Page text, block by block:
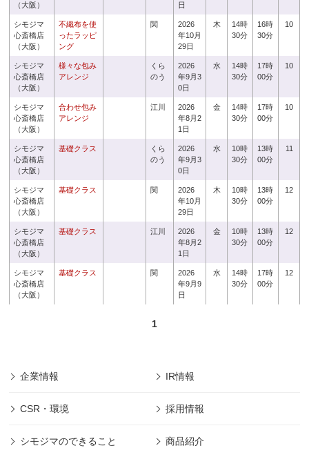
（大阪）
日
シモジマ
心斎橋店
（大阪）
不織布を使
ったラッピ
ング
関
2026
年10月
29日
木
14時
30分
16時
30分
10
シモジマ
心斎橋店
（大阪）
様々な包み
アレンジ
くら
のう
2026
年9月3
0日
水
14時
30分
17時
00分
10
シモジマ
心斎橋店
（大阪）
合わせ包み
アレンジ
江川
2026
年8月2
1日
金
14時
30分
17時
00分
10
シモジマ
心斎橋店
（大阪）
基礎クラス
くら
のう
2026
年9月3
0日
水
10時
30分
13時
00分
11
シモジマ
心斎橋店
（大阪）
基礎クラス 関
2026
年10月
29日
木
10時
30分
13時
00分
12
シモジマ
心斎橋店
（大阪）
基礎クラス 江川
2026
年8月2
1日
金
10時
30分
13時
00分
12
シモジマ
心斎橋店
（大阪）
基礎クラス 関
2026
年9月9
日
水
14時
30分
17時
00分
12
1
企業情報 IR情報
CSR・環境 採用情報
シモジマのできること 商品紹介